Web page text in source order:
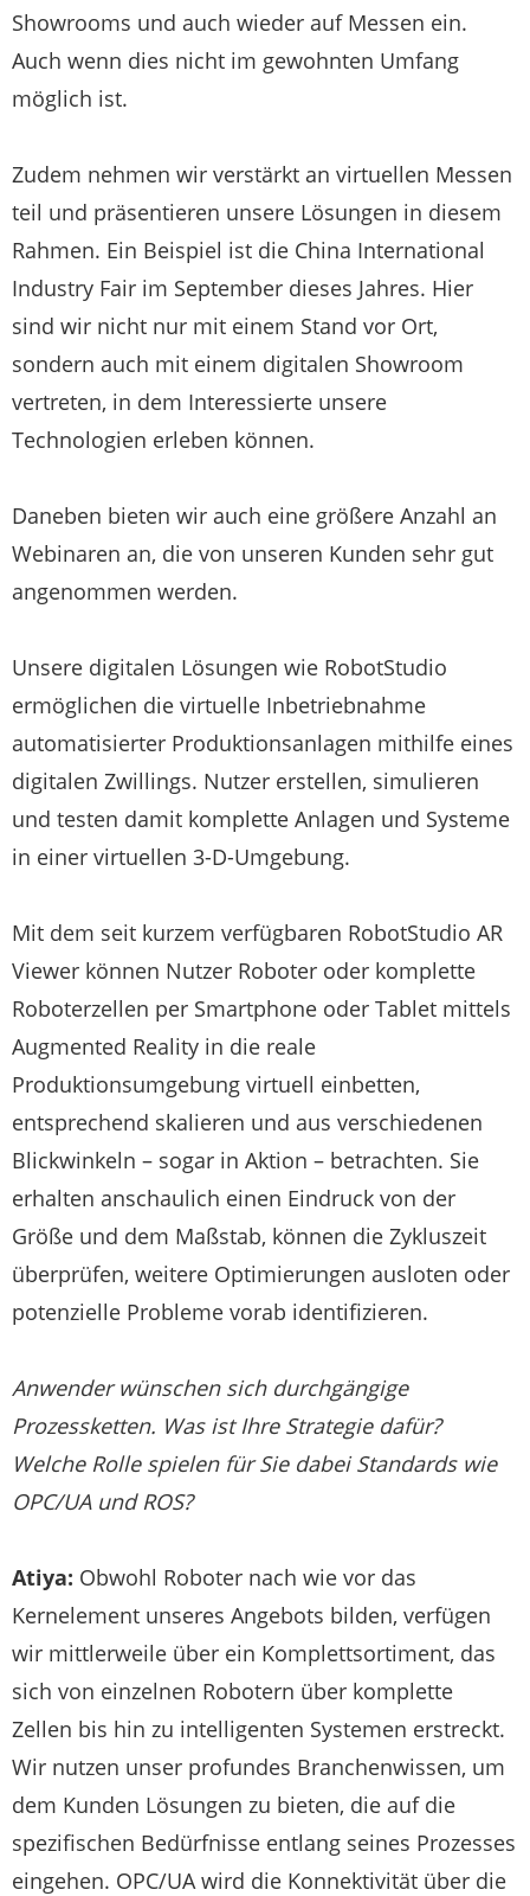
Showrooms und auch wieder auf Messen ein.
Auch wenn dies nicht im gewohnten Umfang
möglich ist.
Zudem nehmen wir verstärkt an virtuellen Messen
teil und präsentieren unsere Lösungen in diesem
Rahmen. Ein Beispiel ist die China International
Industry Fair im September dieses Jahres. Hier
sind wir nicht nur mit einem Stand vor Ort,
sondern auch mit einem digitalen Showroom
vertreten, in dem Interessierte unsere
Technologien erleben können.
Daneben bieten wir auch eine größere Anzahl an
Webinaren an, die von unseren Kunden sehr gut
angenommen werden.
Unsere digitalen Lösungen wie RobotStudio
ermöglichen die virtuelle Inbetriebnahme
automatisierter Produktionsanlagen mithilfe eines
digitalen Zwillings. Nutzer erstellen, simulieren
und testen damit komplette Anlagen und Systeme
in einer virtuellen 3-D-Umgebung.
Mit dem seit kurzem verfügbaren RobotStudio AR
Viewer können Nutzer Roboter oder komplette
Roboterzellen per Smartphone oder Tablet mittels
Augmented Reality in die reale
Produktionsumgebung virtuell einbetten,
entsprechend skalieren und aus verschiedenen
Blickwinkeln – sogar in Aktion – betrachten. Sie
erhalten anschaulich einen Eindruck von der
Größe und dem Maßstab, können die Zykluszeit
überprüfen, weitere Optimierungen ausloten oder
potenzielle Probleme vorab identifizieren.
Anwender wünschen sich durchgängige
Prozessketten. Was ist Ihre Strategie dafür?
Welche Rolle spielen für Sie dabei Standards wie
OPC/UA und ROS?
Atiya: Obwohl Roboter nach wie vor das
Kernelement unseres Angebots bilden, verfügen
wir mittlerweile über ein Komplettsortiment, das
sich von einzelnen Robotern über komplette
Zellen bis hin zu intelligenten Systemen erstreckt.
Wir nutzen unser profundes Branchenwissen, um
dem Kunden Lösungen zu bieten, die auf die
spezifischen Bedürfnisse entlang seines Prozesses
eingehen. OPC/UA wird die Konnektivität über die